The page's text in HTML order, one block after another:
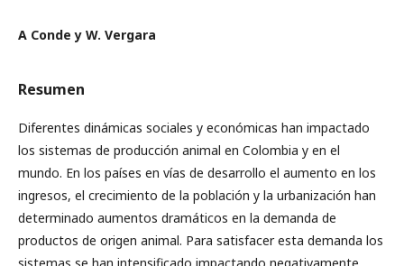
A Conde y W. Vergara
Resumen
Diferentes dinámicas sociales y económicas han impactado
los sistemas de producción animal en Colombia y en el
mundo. En los países en vías de desarrollo el aumento en los
ingresos, el crecimiento de la población y la urbanización han
determinado aumentos dramáticos en la demanda de
productos de origen animal. Para satisfacer esta demanda los
sistemas se han intensificado impactando negativamente